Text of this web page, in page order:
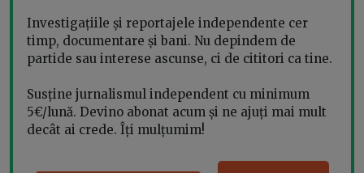
Investigațiile și reportajele independente cer
timp, documentare și bani. Nu depindem de
partide sau interese ascunse, ci de cititori ca tine.
Susține jurnalismul independent cu minimum
5€/lună. Devino abonat acum și ne ajuți mai mult
decât ai crede. Îți mulțumim!